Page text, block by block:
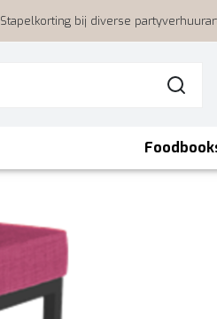
Stapelkorting bij diverse